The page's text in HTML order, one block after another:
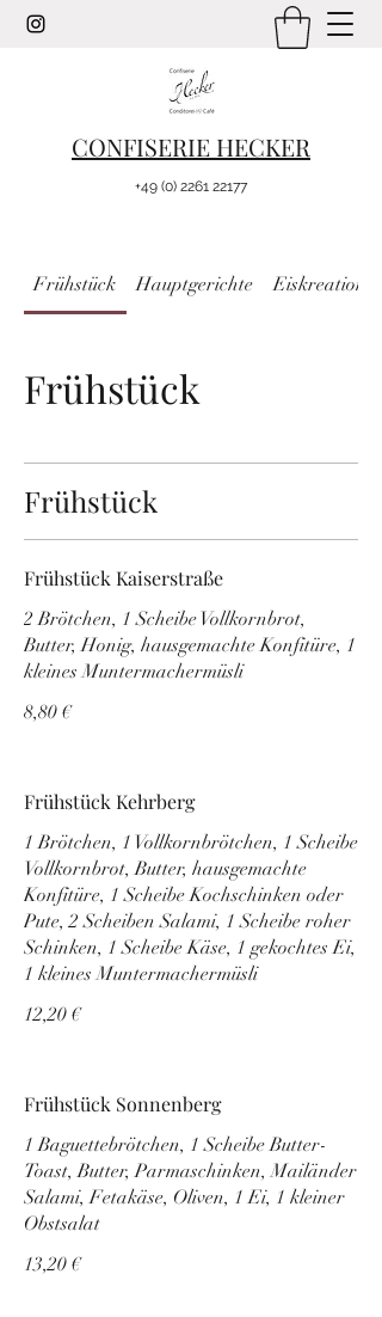
CONFISERIE HECKER
+49 (0) 2261 22177
Frühstück Hauptgerichte Eiskreationen
Frühstück
Frühstück
Frühstück Kaiserstraße
2 Brötchen, 1 Scheibe Vollkornbrot,
Butter, Honig, hausgemachte Konfitüre, 1
kleines Muntermachermüsli
8,80 €
Frühstück Kehrberg
1 Brötchen, 1 Vollkornbrötchen, 1 Scheibe
Vollkornbrot, Butter, hausgemachte
Konfitüre, 1 Scheibe Kochschinken oder
Pute, 2 Scheiben Salami, 1 Scheibe roher
Schinken, 1 Scheibe Käse, 1 gekochtes Ei,
1 kleines Muntermachermüsli
12,20 €
Frühstück Sonnenberg
1 Baguettebrötchen, 1 Scheibe Butter-
Toast, Butter, Parmaschinken, Mailänder
Salami, Fetakäse, Oliven, 1 Ei, 1 kleiner
Obstsalat
13,20 €